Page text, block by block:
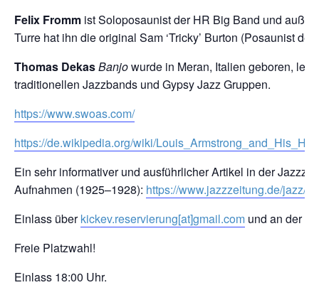
Felix Fromm ist Soloposaunist der HR Big Band und
Turre hat ihn die original Sam ‘Tricky’ Burton (Posaunist
Thomas DekasBanjowurde in Meran, Italien geboren,
traditionellen Jazzbands und Gypsy Jazz Gruppen.
https://www.swoas.com/
https://de.wikipedia.org/wiki/
Ein sehr informativer und ausführlicher Artikel in der
Aufnahmen (1925–1928): https://www.jazzzeitung.de/jazz/
Einlass überkickev.reservierung[at]gmail.com und an der
Freie Platzwahl!
Einlass 18:00 Uhr.